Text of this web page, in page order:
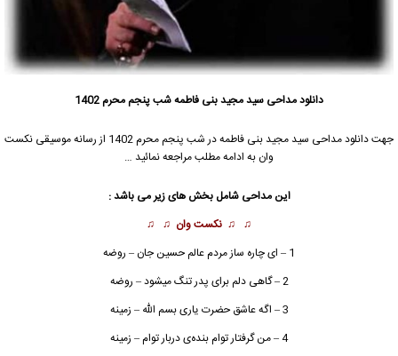
دانلود مداحی سید مجید بنی فاطمه شب پنجم محرم 1402
جهت دانلود مداحی سید مجید بنی فاطمه
در شب پنجم محرم 1402 از رسانه موسیقی نکست
وان به ادامه مطلب مراجعه نمائید …
این مداحی شامل بخش های زیر می باشد :
♫ ♫ نکست وان ♫ ♫
1 – ای چاره ساز مردم عالم حسین جان – ‌‌‌‌‌‌‌‌‌‌روضه
2 – گاهی دلم برای پدر تنگ میشود – ‌‌‌‌‌‌‌‌‌‌روضه
3 – اگه عاشق حضرت یاری بسم الله – زمینه
4 – من گرفتار توام بنده‌ی دربار توام – زمینه